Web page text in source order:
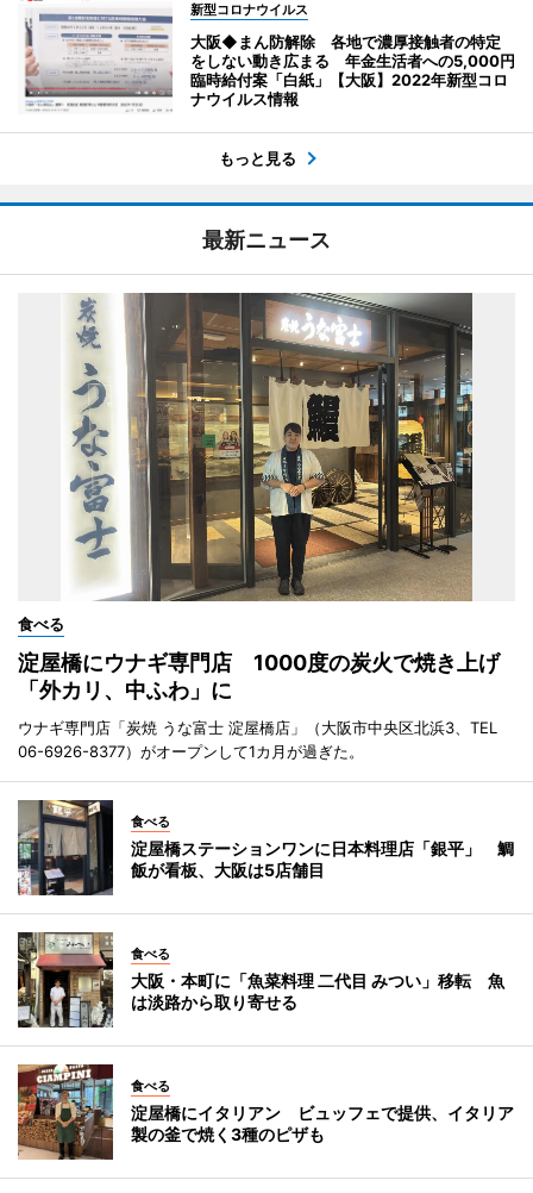
新型コロナウイルス
大阪◆まん防解除 各地で濃厚接触者の特定
をしない動き広まる 年金生活者への5,000円
臨時給付案「白紙」【大阪】2022年新型コロ
ナウイルス情報
もっと見る
最新ニュース
食べる
淀屋橋にウナギ専門店 1000度の炭火で焼き上げ
「外カリ、中ふわ」に
ウナギ専門店「炭焼 うな富士 淀屋橋店」（大阪市中央区北浜3、TEL
06-6926-8377）がオープンして1カ月が過ぎた。
食べる
淀屋橋ステーションワンに日本料理店「銀平」 鯛
飯が看板、大阪は5店舗目
食べる
大阪・本町に「魚菜料理 二代目 みつい」移転 魚
は淡路から取り寄せる
食べる
淀屋橋にイタリアン ビュッフェで提供、イタリア
製の釜で焼く3種のピザも